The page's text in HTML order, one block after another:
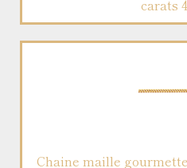
carats
Chaine maille